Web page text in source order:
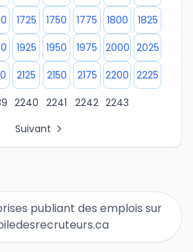
1725 1750 1775 1800
1825
1925 1950 1975 2000 2025
2125 2150 2175 2200 2225
2240 2241 2242 2243
Suivant
publiant des emplois sur